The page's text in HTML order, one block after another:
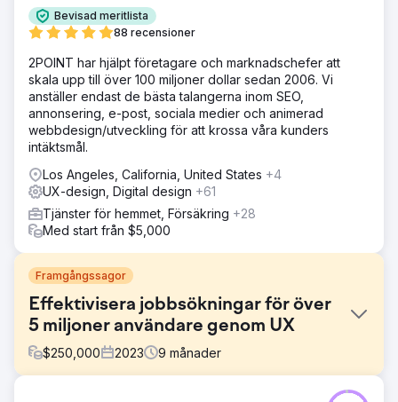
Bevisad meritlista
88 recensioner
2POINT har hjälpt företagare och marknadschefer att
skala upp till över 100 miljoner dollar sedan 2006. Vi
anställer endast de bästa talangerna inom SEO,
annonsering, e-post, sociala medier och animerad
webbdesign/utveckling för att krossa våra kunders
intäktsmål.
Los Angeles, California, United States +4
UX-design, Digital design +61
Tjänster för hemmet, Försäkring +28
Med start från $5,000
Framgångssagor
Effektivisera jobbsökningar för över
5 miljoner användare genom UX
$250,000 2023 9 månader